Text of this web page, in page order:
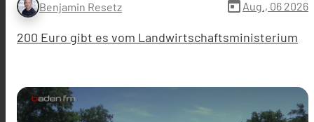
Benjamin Resetz today Aug., 06 2026
200 Euro gibt es vom Landwirtschaftsministerium